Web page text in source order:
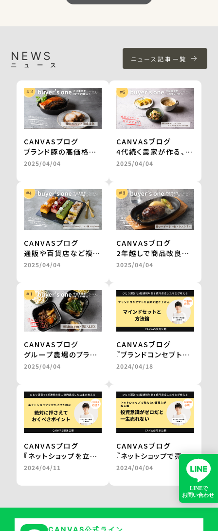
NEWS
ニュース
ニュース記事一覧
CANVASブログ
ブランド豚の高価格帯
ギフトが、お取り寄せグ
の開発も進行中
＜from buyer’s
one＞
2025/04/04
CANVASブログ
4代続く農家が作る、無
農薬栽培・天日干しの
～600食を継続販売
＜from buyer’s
one＞
2025/04/04
CANVASブログ
通販や百貨店など複数
社との商品開発が一気
拡大を実現 ＜from
buyer’s one＞
2025/04/04
CANVASブログ
2年越しで商品改良に
取り組み、百貨店のギ
実現 ＜from
buyer’s one＞
2025/04/04
CANVASブログ
グループ農場のブラン
ド和牛を、レンジアップ
百貨店やJALの通販で
の販売を実現
＜from buyer’s
one＞
2025/04/04
CANVASブログ
『ブランドコンセプトを
固めて磨き上げる
by 三浦卓也氏
2024/04/18
CANVASブログ
『ネットショップを立ち
上げた時に
きポイント。』
2024/04/11
CANVASブログ
『ネットショップで売れ
ない事業主が陥る罠。
投資意識がゼロだと一
生売れない。』
2024/04/04